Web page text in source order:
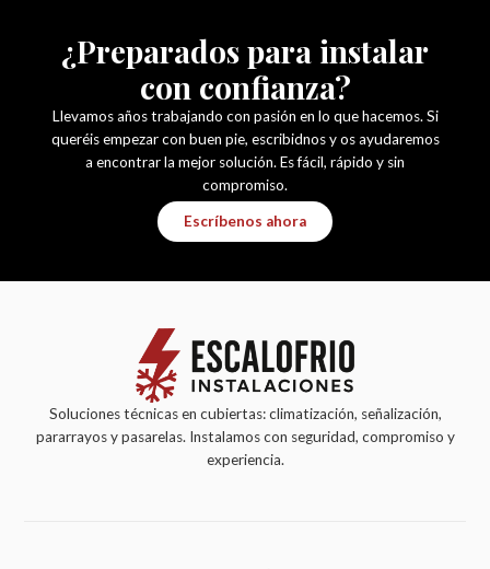
¿Preparados para instalar
con confianza?
Llevamos años trabajando con pasión en lo que hacemos. Si
queréis empezar con buen pie, escribidnos y os ayudaremos
a encontrar la mejor solución. Es fácil, rápido y sin
compromiso.
Escríbenos ahora
Soluciones técnicas en cubiertas: climatización, señalización,
pararrayos y pasarelas. Instalamos con seguridad, compromiso y
experiencia.